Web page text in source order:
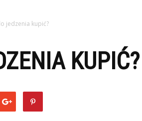
jedzenia kupić?
KUPIĆ?